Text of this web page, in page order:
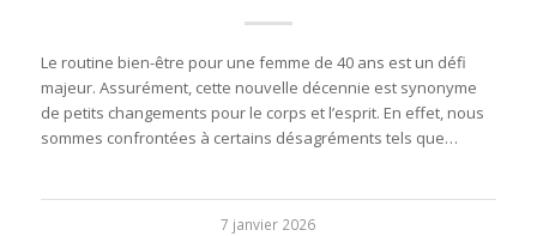
Le routine bien-être pour une femme de 40 ans est un défi
majeur. Assurément, cette nouvelle décennie est synonyme
de petits changements pour le corps et l’esprit. En effet, nous
sommes confrontées à certains désagréments tels que…
7 janvier 2026